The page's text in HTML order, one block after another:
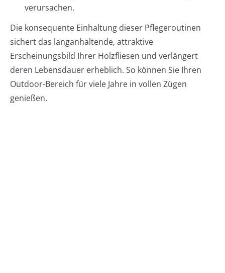
verursachen.
Die konsequente Einhaltung dieser Pflegeroutinen
sichert das langanhaltende, attraktive
Erscheinungsbild Ihrer Holzfliesen und verlängert
deren Lebensdauer erheblich. So können Sie Ihren
Outdoor-Bereich für viele Jahre in vollen Zügen
genießen.